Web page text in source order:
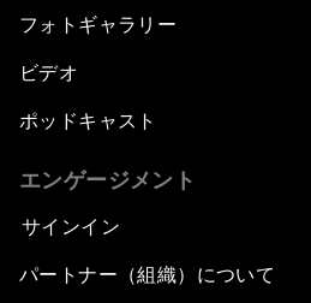
フォトギャラリー
ビデオ
ポッドキャスト
エンゲージメント
サインイン
パートナー（組織）について